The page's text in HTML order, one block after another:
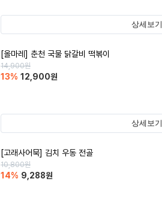
상세보기
[올마레] 춘천 국물 닭갈비 떡볶이
14,900원
13% 12,900원
상세보기
[고래사어묵] 김치 우동 전골
10,800원
14% 9,288원